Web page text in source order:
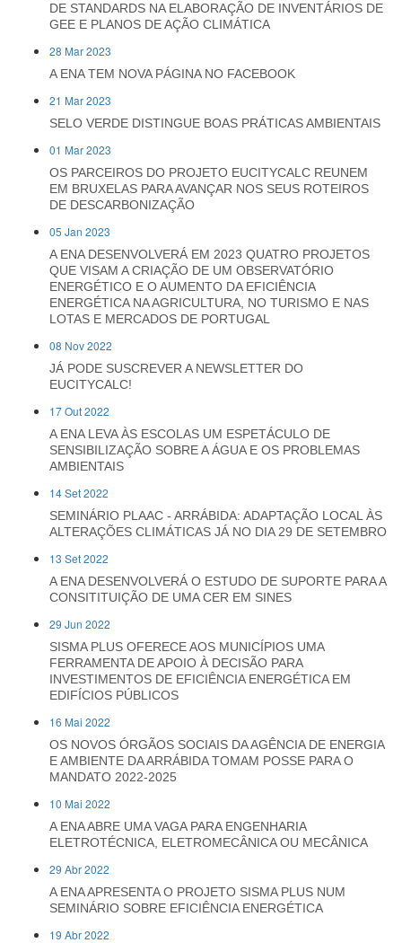
DE STANDARDS NA ELABORAÇÃO DE INVENTÁRIOS DE
GEE E PLANOS DE AÇÃO CLIMÁTICA
28 Mar 2023
A ENA TEM NOVA PÁGINA NO FACEBOOK
21 Mar 2023
SELO VERDE DISTINGUE BOAS PRÁTICAS AMBIENTAIS
01 Mar 2023
OS PARCEIROS DO PROJETO EUCITYCALC REUNEM
EM BRUXELAS PARA AVANÇAR NOS SEUS ROTEIROS
DE DESCARBONIZAÇÃO
05 Jan 2023
A ENA DESENVOLVERÁ EM 2023 QUATRO PROJETOS
QUE VISAM A CRIAÇÃO DE UM OBSERVATÓRIO
ENERGÉTICO E O AUMENTO DA EFICIÊNCIA
ENERGÉTICA NA AGRICULTURA, NO TURISMO E NAS
LOTAS E MERCADOS DE PORTUGAL
08 Nov 2022
JÁ PODE SUSCREVER A NEWSLETTER DO
EUCITYCALC!
17 Out 2022
A ENA LEVA ÀS ESCOLAS UM ESPETÁCULO DE
SENSIBILIZAÇÃO SOBRE A ÁGUA E OS PROBLEMAS
AMBIENTAIS
14 Set 2022
SEMINÁRIO PLAAC - ARRÁBIDA: ADAPTAÇÃO LOCAL ÀS
ALTERAÇÕES CLIMÁTICAS JÁ NO DIA 29 DE SETEMBRO
13 Set 2022
A ENA DESENVOLVERÁ O ESTUDO DE SUPORTE PARA A
CONSITITUIÇÃO DE UMA CER EM SINES
29 Jun 2022
SISMA PLUS OFERECE AOS MUNICÍPIOS UMA
FERRAMENTA DE APOIO À DECISÃO PARA
INVESTIMENTOS DE EFICIÊNCIA ENERGÉTICA EM
EDIFÍCIOS PÚBLICOS
16 Mai 2022
OS NOVOS ÓRGÃOS SOCIAIS DA AGÊNCIA DE ENERGIA
E AMBIENTE DA ARRÁBIDA TOMAM POSSE PARA O
MANDATO 2022-2025
10 Mai 2022
A ENA ABRE UMA VAGA PARA ENGENHARIA
ELETROTÉCNICA, ELETROMECÂNICA OU MECÂNICA
29 Abr 2022
A ENA APRESENTA O PROJETO SISMA PLUS NUM
SEMINÁRIO SOBRE EFICIÊNCIA ENERGÉTICA
19 Abr 2022